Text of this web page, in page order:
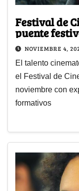
Festival de
puente
NOVIEMBRE 4,
El talento
el Festival de
noviembre con
formativos